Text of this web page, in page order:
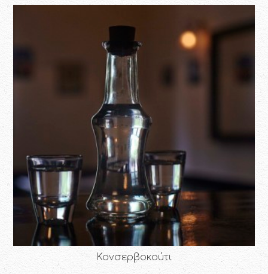
Κονσερβοκούτι